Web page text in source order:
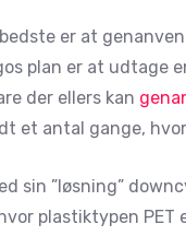
er at
plan er at
der ellers kan
et antal gange,
sin ”løsning”
plastiktypen